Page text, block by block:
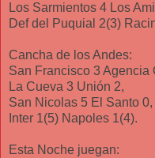
Los Sarmientos 4 Los
Def del Puquial 2(3)
Cancha de los Andes:
San Francisco 3 Agencia
La Cueva 3 Unión 2,
San Nicolas 5 El Santo 0,
Inter 1(5) Napoles 1(4).
Esta Noche juegan: